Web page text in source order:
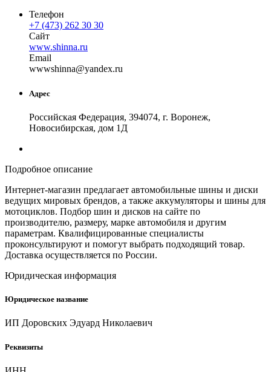
Телефон
+7 (473) 262 30 30
Сайт
www.shinna.ru
Email
wwwshinna@yandex.ru
Адрес
Российская Федерация, 394074, г. Воронеж,
Новосибирская, дом 1Д
Подробное описание
Интернет-магазин предлагает автомобильные шины и диски
ведущих мировых брендов, а также аккумуляторы и шины для
мотоциклов. Подбор шин и дисков на сайте по
производителю, размеру, марке автомобиля и другим
параметрам. Квалифицированные специалисты
проконсультируют и помогут выбрать подходящий товар.
Доставка осуществляется по России.
Юридическая информация
Юридическое название
ИП Доровских Эдуард Николаевич
Реквизиты